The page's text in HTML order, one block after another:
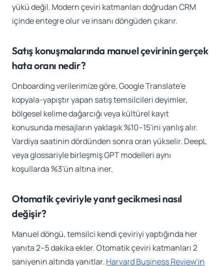
yükü değil. Modern çeviri katmanları doğrudan CRM
içinde entegre olur ve insanı döngüden çıkarır.
Satış konuşmalarında manuel çevirinin gerçek
hata oranı nedir?
Onboarding verilerimize göre, Google Translate'e
kopyala-yapıştır yapan satış temsilcileri deyimler,
bölgesel kelime dağarcığı veya kültürel kayıt
konusunda mesajların yaklaşık %10–15'ini yanlış alır.
Vardiya saatinin dördünden sonra oran yükselir. DeepL
veya glossariyle birleşmiş GPT modelleri aynı
koşullarda %3'ün altına iner.
Otomatik çeviriyle yanıt gecikmesi nasıl
değişir?
Manuel döngü, temsilci kendi çeviriyi yaptığında her
yanıta 2–5 dakika ekler. Otomatik çeviri katmanları 2
saniyenin altında yanıtlar. Harvard Business Review'in